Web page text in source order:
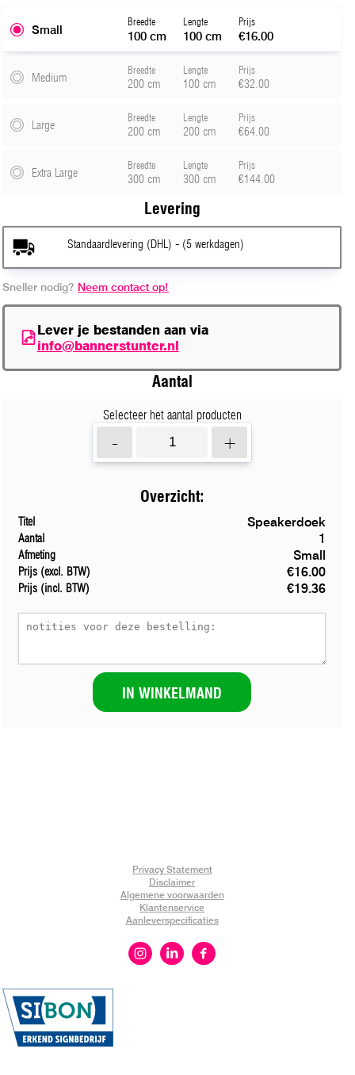
Small Breedte
100 cm
Lengte
100 cm
Prijs
€16.00
Medium Breedte
200 cm
Lengte
100 cm
Prijs
€32.00
Large Breedte
200 cm
Lengte
200 cm
Prijs
€64.00
Extra Large Breedte
300 cm
Lengte
300 cm
Prijs
€144.00
Levering
Standaardlevering (DHL) - (5 werkdagen)
Sneller nodig? Neem contact op!
Lever je bestanden aan via
info@bannerstunter.nl
Aantal
Selecteer het aantal producten
- +
Overzicht:
Titel Speakerdoek
Aantal 1
Afmeting Small
Prijs (excl. BTW) €16.00
Prijs (incl. BTW) €19.36
IN WINKELMAND
Privacy Statement
Disclaimer
Algemene voorwaarden
Klantenservice
Aanleverspecificaties